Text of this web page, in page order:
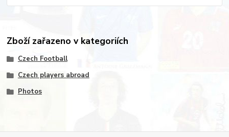
Zboží zařazeno v kategoriích
Czech Football
Czech players abroad
Photos